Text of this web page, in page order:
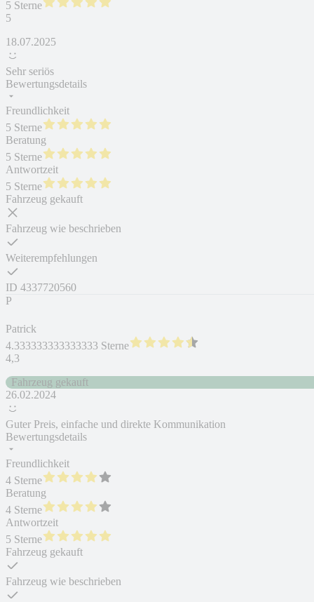
5 Sterne
5
18.07.2025
Sehr seriös
Bewertungsdetails
Freundlichkeit
5 Sterne
Beratung
5 Sterne
Antwortzeit
5 Sterne
Fahrzeug gekauft
Fahrzeug wie beschrieben
Weiterempfehlungen
ID 4337720560
P
Patrick
4.333333333333333 Sterne
4,3
Fahrzeug gekauft
26.02.2024
Guter Preis, einfache und direkte Kommunikation
Bewertungsdetails
Freundlichkeit
4 Sterne
Beratung
4 Sterne
Antwortzeit
5 Sterne
Fahrzeug gekauft
Fahrzeug wie beschrieben